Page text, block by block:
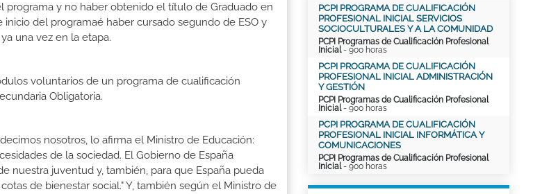
programa y no haber obtenido el título de Graduado en
inicio del programaé haber cursado segundo de ESO y
una vez en la etapa.
voluntarios de un programa de cualificación
Obligatoria.
nosotros, lo afirma el Ministro de Educación:
de la sociedad. El Gobierno de España
nuestra juventud y, también, para que España pueda
de bienestar social." Y, también según el Ministro de
PCPI PROGRAMA DE CUALIFICACIÓN
PROFESIONAL INICIAL SERVICIOS
SOCIOCULTURALES Y A LA COMUNIDAD
PCPI Programas de Cualificación Profesional
Inicial- 900 horas
PCPI PROGRAMA DE CUALIFICACIÓN
PROFESIONAL INICIAL ADMINISTRACIÓN
Y GESTIÓN
PCPI Programas de Cualificación Profesional
Inicial- 900 horas
PCPI PROGRAMA DE CUALIFICACIÓN
PROFESIONAL INICIAL INFORMÁTICA Y
COMUNICACIONES
PCPI Programas de Cualificación Profesional
Inicial- 900 horas